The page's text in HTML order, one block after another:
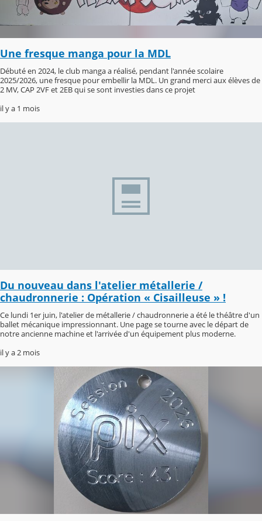
Une fresque manga pour la MDL
Débuté en 2024, le club manga a réalisé, pendant l'année scolaire
2025/2026, une fresque pour embellir la MDL. Un grand merci aux élèves de
2 MV, CAP 2VF et 2EB qui se sont investies dans ce projet
il y a 1 mois
Du nouveau dans l'atelier métallerie /
chaudronnerie : Opération « Cisailleuse » !
Ce lundi 1er juin, l'atelier de métallerie / chaudronnerie a été le théâtre d'un
ballet mécanique impressionnant. Une page se tourne avec le départ de
notre ancienne machine et l'arrivée d'un équipement plus moderne.
il y a 2 mois